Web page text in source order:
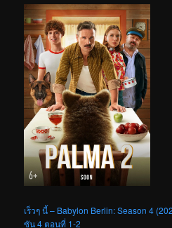
เร็วๆ นี้ – Babylon Berlin: Season 4
ซัน 4 ตอนที่ 1-2